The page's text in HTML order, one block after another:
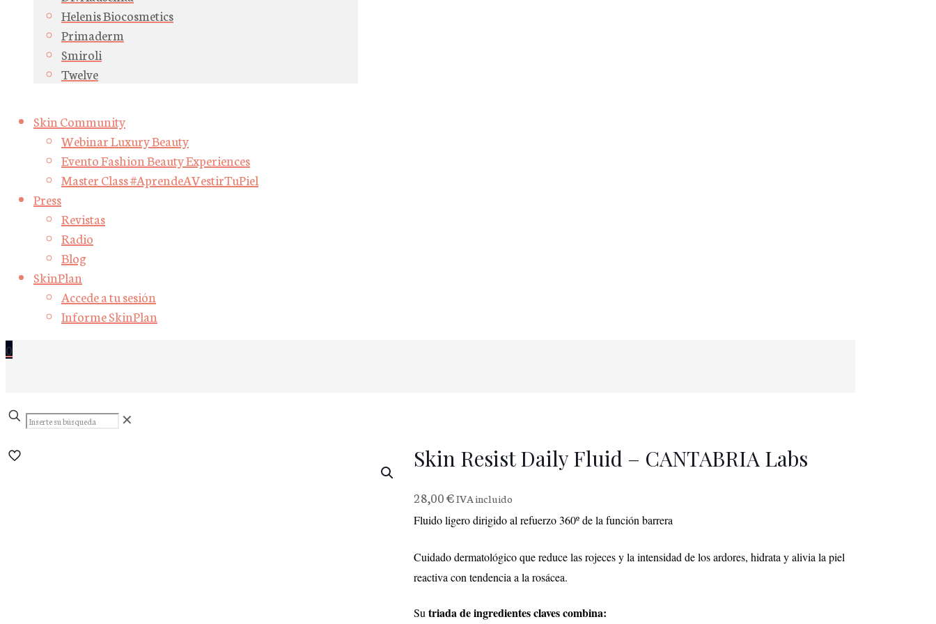
Helenis Biocosmetics
Primaderm
Smiroli
Twelve
Skin Community
Webinar Luxury Beauty
Evento Fashion Beauty Experiences
Master Class #AprendeAVestirTuPiel
Press
Revistas
Radio
Blog
SkinPlan
Accede a tu sesión
Informe SkinPlan
0
Inserte
su
✕
Skin Resist Daily Fluid – CANTABRIA Labs
28,00€IVA incluido
Fluido ligero dirigido al refuerzo 360º de la función barrera
Cuidado dermatológico que reduce las rojeces y la intensidad de los ardores, hidrata y alivia la piel
reactiva con tendencia a la rosácea.
Su triada de ingredientes claves combina: